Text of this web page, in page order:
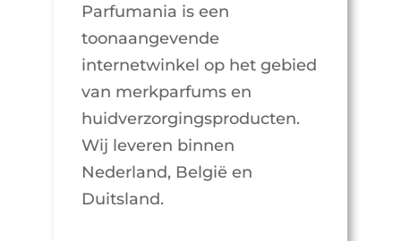
Parfumania is een
toonaangevende
internetwinkel op het gebied
van merkparfums en
huidverzorgings­producten.
Wij leveren binnen
Nederland, België en
Duitsland.